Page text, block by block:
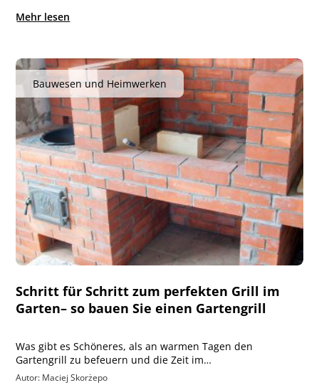
Mehr lesen
Bauwesen und Heimwerken
Schritt für Schritt zum perfekten Grill im
Garten– so bauen Sie einen Gartengrill
Was gibt es Schöneres, als an warmen Tagen den
Gartengrill zu befeuern und die Zeit im…
Autor: Maciej Skorżepo